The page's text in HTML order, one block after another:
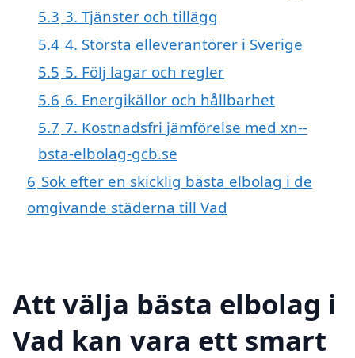
5.3 3. Tjänster och tillägg
5.4 4. Största elleverantörer i Sverige
5.5 5. Följ lagar och regler
5.6 6. Energikällor och hållbarhet
5.7 7. Kostnadsfri jämförelse med xn--
bsta-elbolag-gcb.se
6 Sök efter en skicklig bästa elbolag i de
omgivande städerna till Vad
Att välja bästa elbolag i
Vad kan vara ett smart